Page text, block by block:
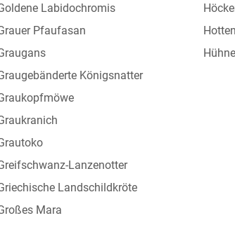
Labidochromis
Pfaufasan
Königsnatter
Lanzenotter
Landschildkröte
Mara